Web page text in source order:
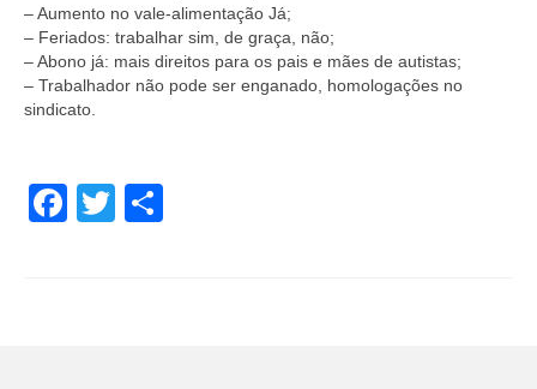
– Aumento no vale-alimentação Já;
– Feriados: trabalhar sim, de graça, não;
– Abono já: mais direitos para os pais e mães de autistas;
– Trabalhador não pode ser enganado, homologações no
sindicato.
Facebook
Twitter